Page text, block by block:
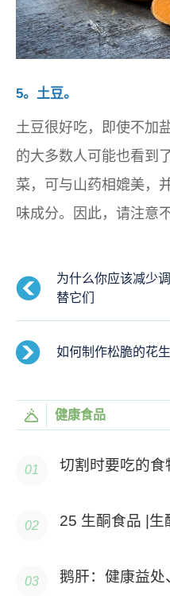
5。土豆。
土豆很好吃，即使不加
的大多数人可能也看到
菜，可与山药相媲美，
味成分。因此，请注意
为什么你应该减少
替它们
如何制作松脆的花
健康食品
切割时要吃的食
25 生酮食品 |生
鹅肝：健康益